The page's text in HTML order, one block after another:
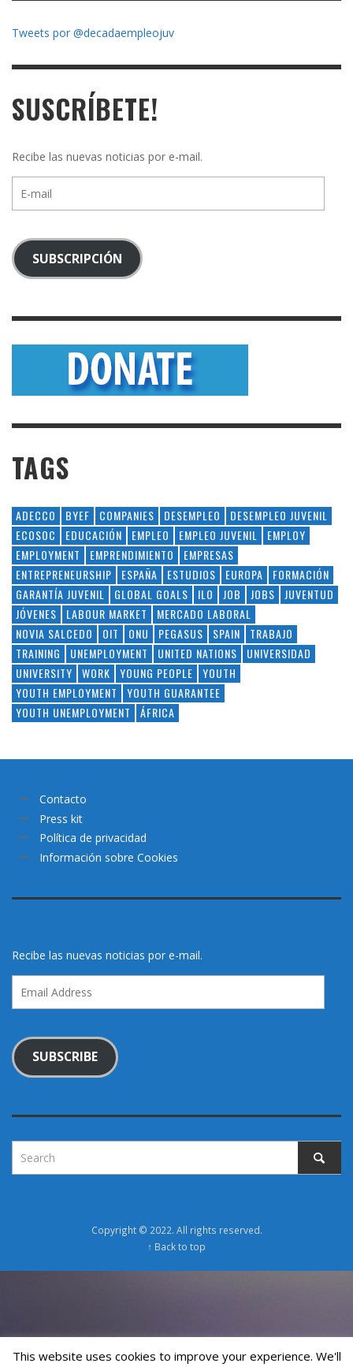
Tweets por @decadaempleojuv
SUSCRÍBETE!
Recibe las nuevas noticias por e-mail.
mail
SUBSCRIPCIÓN
TAGS
ADECCO BYEF COMPANIES DESEMPLEO
DESEMPLEO JUVENIL
ECOSOC
EDUCACIÓN EMPLEO EMPLEO JUVENIL
EMPLOY
EMPLOYMENT
EMPRENDIMIENTO
EMPRESAS
ENTREPRENEURSHIP
ESPAÑA ESTUDIOS EUROPA
FORMACIÓN
GARANTÍA JUVENIL
GLOBAL GOALS ILO JOB JOBS
JUVENTUD
JÓVENES
LABOUR MARKET
MERCADO LABORAL
NOVIA SALCEDO
OIT ONU PEGASUS SPAIN
TRABAJO
TRAINING
UNEMPLOYMENT UNITED NATIONS
UNIVERSIDAD
UNIVERSITY
WORK YOUNG PEOPLE
YOUTH
YOUTH EMPLOYMENT
YOUTH GUARANTEE
YOUTH UNEMPLOYMENT
ÁFRICA
Contacto
Press kit
Política de privacidad
Información sobre Cookies
Recibe las nuevas noticias por e-mail.
Address
SUBSCRIBE
Copyright © 2022. All rights reserved.
↑ Back to top
This website uses cookies to improve your experience. We'll